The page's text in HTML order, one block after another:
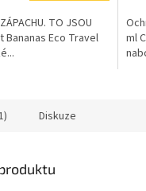
TO JSOU
Bananas Eco Travel
ml
Diskuze